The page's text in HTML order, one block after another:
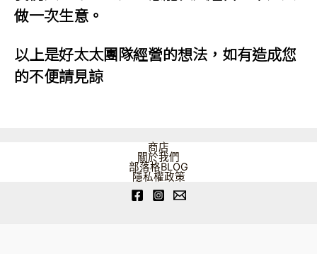
做一次生意。
以上是好太太團隊經營的想法，如有造成您
的不便請見諒
商店
關於我們
部落格BLOG
隱私權政策